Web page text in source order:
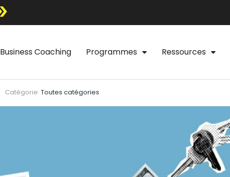
Business Coaching Programmes Ressources
Catégorie: Toutes catégories